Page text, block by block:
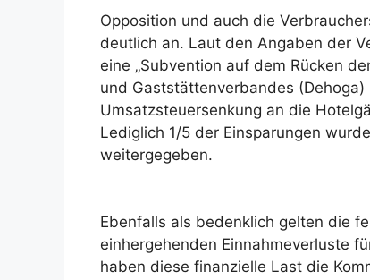
Opposition und auch die
deutlich an. Laut den Angaben der
eine „Subvention auf dem Rücken
und Gaststättenverbandes
Umsatzsteuersenkung an die
Lediglich 1/5 der Einsparungen
weitergegeben.
Ebenfalls als bedenklich gelten die
einhergehenden Einnahmeverluste
haben diese finanzielle Last die